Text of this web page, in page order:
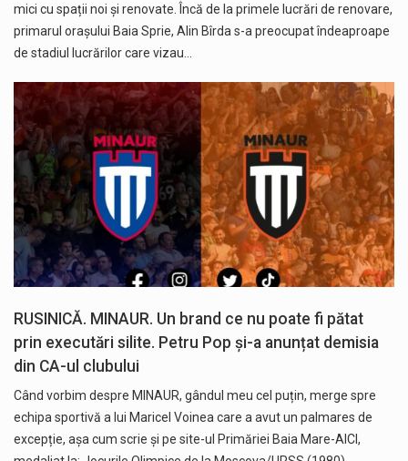
mici cu spații noi și renovate. Încă de la primele lucrări de renovare,
primarul orașului Baia Sprie, Alin Bîrda s-a preocupat îndeaproape
de stadiul lucrărilor care vizau…
RUSINICĂ. MINAUR. Un brand ce nu poate fi pătat
prin executări silite. Petru Pop și-a anunțat demisia
din CA-ul clubului
Când vorbim despre MINAUR, gândul meu cel puțin, merge spre
echipa sportivă a lui Maricel Voinea care a avut un palmares de
excepție, așa cum scrie și pe site-ul Primăriei Baia Mare-AICI,